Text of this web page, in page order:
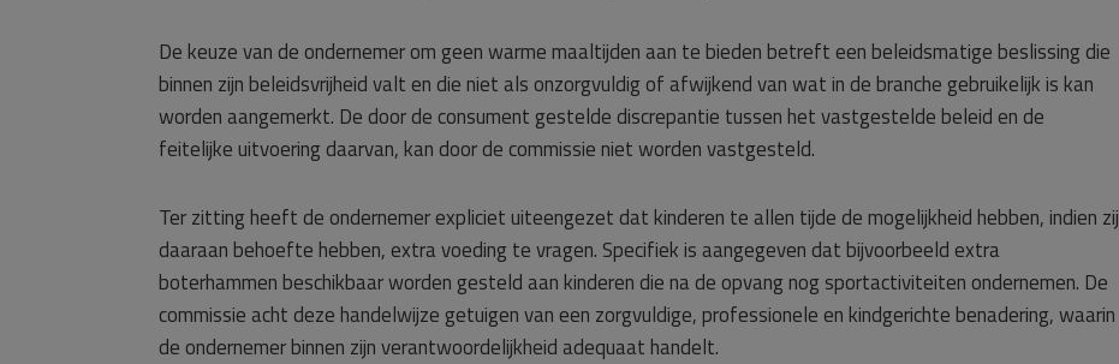
De keuze van de ondernemer om geen warme maaltijden aan te bieden betreft een beleidsmatige beslissing die
binnen zijn beleidsvrijheid valt en die niet als onzorgvuldig of afwijkend van wat in de branche gebruikelijk is kan
worden aangemerkt. De door de consument gestelde discrepantie tussen het vastgestelde beleid en de
feitelijke uitvoering daarvan, kan door de commissie niet worden vastgesteld.
Ter zitting heeft de ondernemer expliciet uiteengezet dat kinderen te allen tijde de mogelijkheid hebben, indien zij
daaraan behoefte hebben, extra voeding te vragen. Specifiek is aangegeven dat bijvoorbeeld extra
boterhammen beschikbaar worden gesteld aan kinderen die na de opvang nog sportactiviteiten ondernemen. De
commissie acht deze handelwijze getuigen van een zorgvuldige, professionele en kindgerichte benadering, waarin
de ondernemer binnen zijn verantwoordelijkheid adequaat handelt.